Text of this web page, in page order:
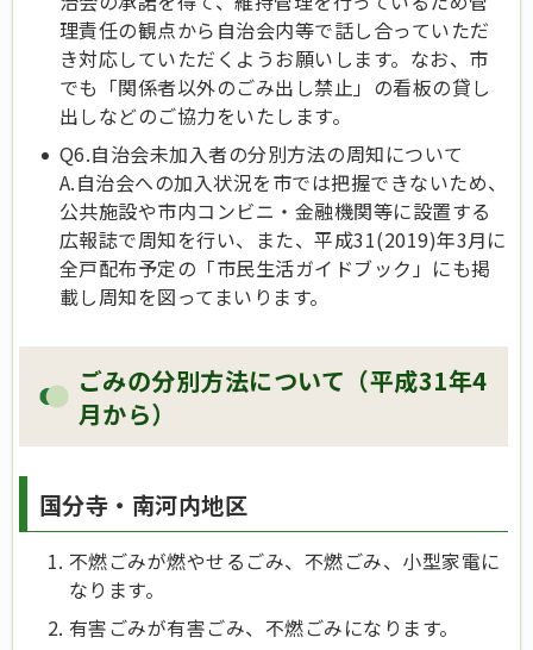
理責任の観点から自治会内等で話し合っていただ
き対応していただくようお願いします。なお、市
でも「関係者以外のごみ出し禁止」の看板の貸し
出しなどのご協力をいたします。
Q6.自治会未加入者の分別方法の周知について
A.自治会への加入状況を市では把握できないため、
公共施設や市内コンビニ・金融機関等に設置する
広報誌で周知を行い、また、平成31(2019)年3月に
全戸配布予定の「市民生活ガイドブック」にも掲
載し周知を図ってまいります。
ごみの分別方法について（平成31年4
月から）
国分寺・南河内地区
不燃ごみが燃やせるごみ、不燃ごみ、小型家電に
なります。
有害ごみが有害ごみ、不燃ごみになります。